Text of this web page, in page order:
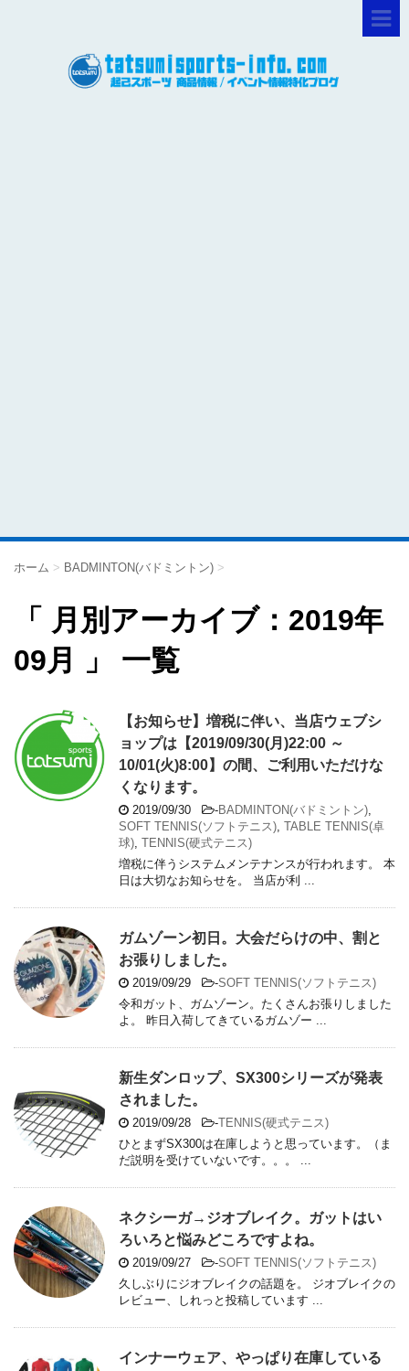
ホーム > BADMINTON(バドミントン) >
「 月別アーカイブ：2019年
09月 」 一覧
【お知らせ】増税に伴い、当店ウェブシ
ョップは【2019/09/30(月)22:00 ～
10/01(火)8:00】の間、ご利用いただけな
くなります。
2019/09/30 -BADMINTON(バドミントン),
SOFT TENNIS(ソフトテニス), TABLE TENNIS(卓
球), TENNIS(硬式テニス)
増税に伴うシステムメンテナンスが行われます。 本
日は大切なお知らせを。 当店が利 ...
ガムゾーン初日。大会だらけの中、割と
お張りしました。
2019/09/29 -SOFT TENNIS(ソフトテニス)
令和ガット、ガムゾーン。たくさんお張りしました
よ。 昨日入荷してきているガムゾー ...
新生ダンロップ、SX300シリーズが発表
されました。
2019/09/28 -TENNIS(硬式テニス)
ひとまずSX300は在庫しようと思っています。（ま
だ説明を受けていないです。。。 ...
ネクシーガ→ジオブレイク。ガットはい
ろいろと悩みどころですよね。
2019/09/27 -SOFT TENNIS(ソフトテニス)
久しぶりにジオブレイクの話題を。 ジオブレイクの
レビュー、しれっと投稿しています ...
インナーウェア、やっぱり在庫している